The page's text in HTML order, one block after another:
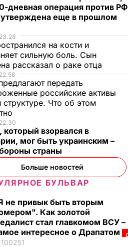
дневная операция против РФ
еще в прошлом
на кости и
сильную боль. Сын
рассказал о раке отца
передать
российские активы
структуре. Что об этом
взорвался в
мог быть украинским –
страны
Больше новостей
БУЛЬВАР
не привык быть вторым
Как золотой
стал главкомом ВСУ –
интересное о Драпатом
100251